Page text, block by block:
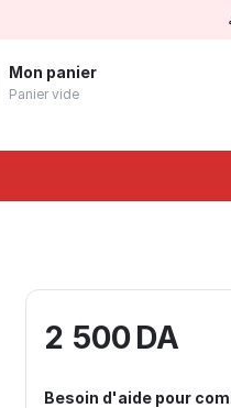
Mon panier
Panier vide
2 500DA
Besoin d'aide pour